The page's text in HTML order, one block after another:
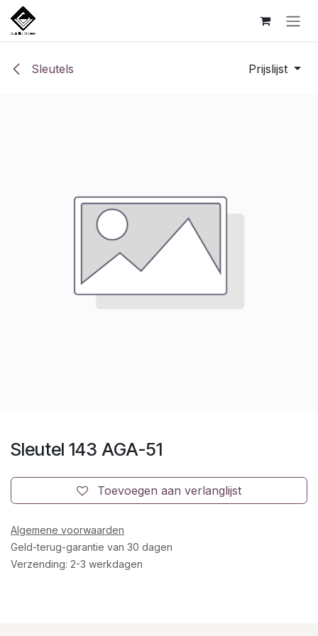
Overslaan naar inhoud
Sleutels Prijslijst
Sleutel 143 AGA-51
Toevoegen aan verlanglijst
Algemene voorwaarden
Geld-terug-garantie van 30 dagen
Verzending: 2-3 werkdagen